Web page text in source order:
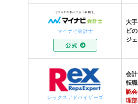
マイナビ会計士
大
ビ
ジ
レックスアドバイザーズ
会
転
認
理